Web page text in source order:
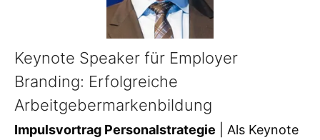
Keynote Speaker für Employer
Branding: Erfolgreiche
Arbeitgebermarkenbildung
Impulsvortrag Personalstrategie | Als Keynote